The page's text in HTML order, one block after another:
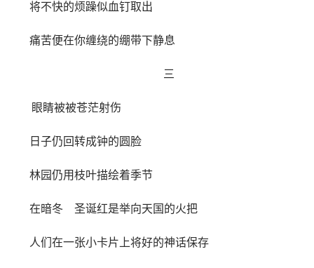
将不快的烦躁似血钉取出
痛苦便在你缠绕的绷带下静息
三
眼睛被被苍茫射伤
日子仍回转成钟的圆脸
林园仍用枝叶描绘着季节
在暗冬 圣诞红是举向天国的火把
人们在一张小卡片上将好的神话保存